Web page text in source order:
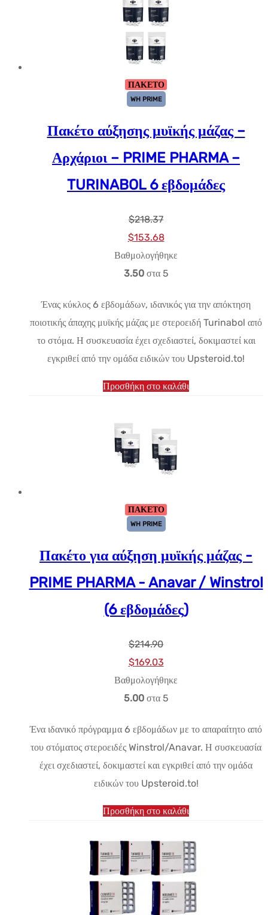
ΠΑΚΕΤΟ
WH PRIME
Πακέτο αύξησης μυϊκής μάζας –
Αρχάριοι – PRIME PHARMA –
TURINABOL 6 εβδομάδες
$218.37
Αρχική
τιμή:
$218.37.
$153.68Η
τρέχουσα
τιμή
$153.68.
Βαθμολογήθηκε
3.50στα 5
Ένας κύκλος 6 εβδομάδων, ιδανικός για την απόκτηση
ποιοτικής άπαχης μυϊκής μάζας με στεροειδή Turinabol από
το στόμα. Η συσκευασία έχει σχεδιαστεί, δοκιμαστεί και
εγκριθεί από την ομάδα ειδικών του Upsteroid.to!
Προσθήκη στο καλάθι
ΠΑΚΕΤΟ
WH PRIME
Πακέτο για αύξηση μυϊκής μάζας -
PRIME PHARMA - Anavar / Winstrol
(6 εβδομάδες)
$214.90
Αρχική
τιμή:
$214.90.
$169.03Η
τρέχουσα
τιμή
$169.03.
Βαθμολογήθηκε
5.00στα 5
Ένα ιδανικό πρόγραμμα 6 εβδομάδων με το απαραίτητο από
του στόματος στεροειδές Winstrol/Anavar. Η συσκευασία
έχει σχεδιαστεί, δοκιμαστεί και εγκριθεί από την ομάδα
ειδικών του Upsteroid.to!
Προσθήκη στο καλάθι